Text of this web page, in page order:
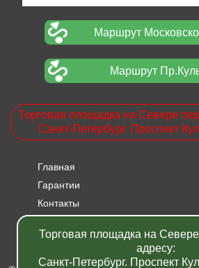
Маршрут
Маршрут
Торговая площадка на Севере
Санкт-Петербург. Проспект
Главная
Гарантии
Контакты
Акции
Торговая площадка на
адресу:
Санкт-Петербург. Проспект